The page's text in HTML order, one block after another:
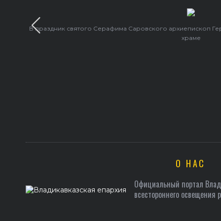
В праздник святого Серафима Саровского архиепископ
храме
О НАС
Официальный портал
всестороннего